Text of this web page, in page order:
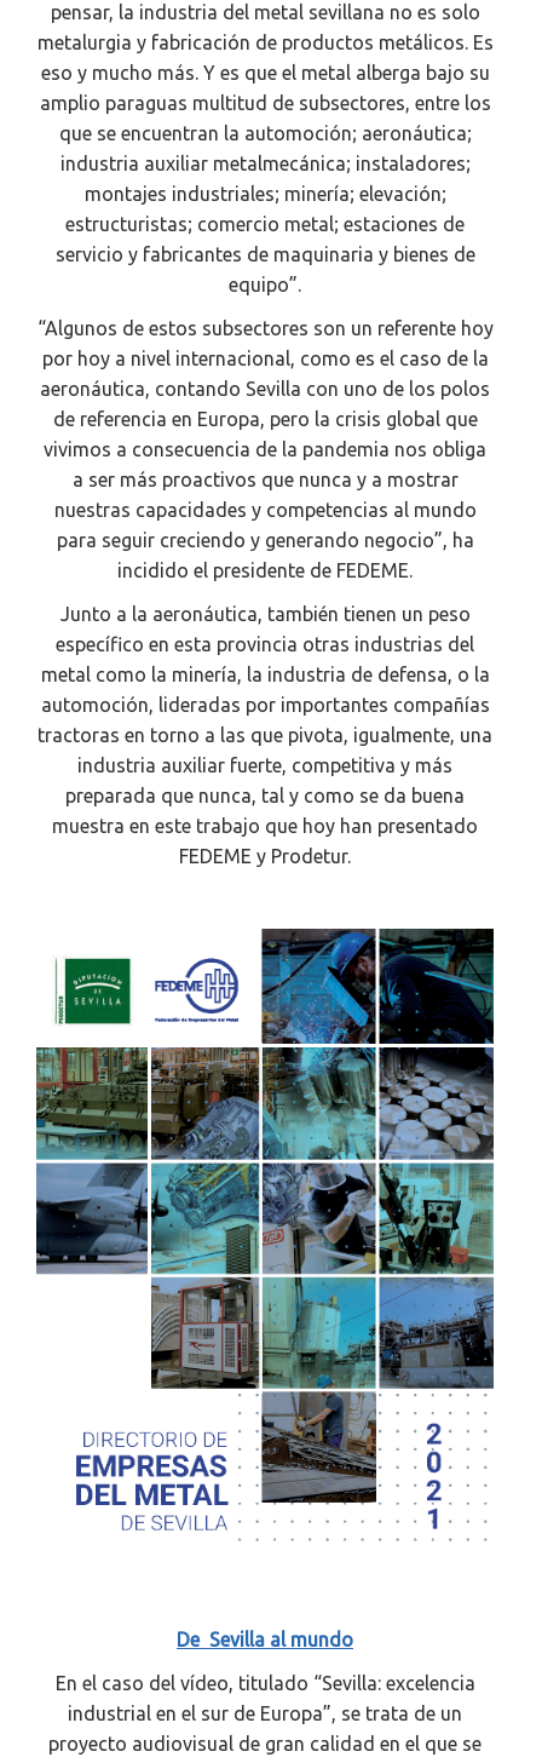
pensar, la industria del metal sevillana no es solo
metalurgia y fabricación de productos metálicos. Es
eso y mucho más. Y es que el metal alberga bajo su
amplio paraguas multitud de subsectores, entre los
que se encuentran la automoción; aeronáutica;
industria auxiliar metalmecánica; instaladores;
montajes industriales; minería; elevación;
estructuristas; comercio metal; estaciones de
servicio y fabricantes de maquinaria y bienes de
equipo”.
“Algunos de estos subsectores son un referente hoy
por hoy a nivel internacional, como es el caso de la
aeronáutica, contando Sevilla con uno de los polos
de referencia en Europa, pero la crisis global que
vivimos a consecuencia de la pandemia nos obliga
a ser más proactivos que nunca y a mostrar
nuestras capacidades y competencias al mundo
para seguir creciendo y generando negocio”, ha
incidido el presidente de FEDEME.
Junto a la aeronáutica, también tienen un peso
específico en esta provincia otras industrias del
metal como la minería, la industria de defensa, o la
automoción, lideradas por importantes compañías
tractoras en torno a las que pivota, igualmente, una
industria auxiliar fuerte, competitiva y más
preparada que nunca, tal y como se da buena
muestra en este trabajo que hoy han presentado
FEDEME y Prodetur.
De Sevilla al mundo
En el caso del vídeo, titulado “Sevilla: excelencia
industrial en el sur de Europa”, se trata de un
proyecto audiovisual de gran calidad en el que se